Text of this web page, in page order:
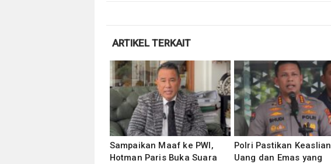
ARTIKEL TERKAIT
Sampaikan Maaf ke PWI,
Hotman Paris Buka Suara
Polri Pastikan Keaslian
Uang dan Emas yang